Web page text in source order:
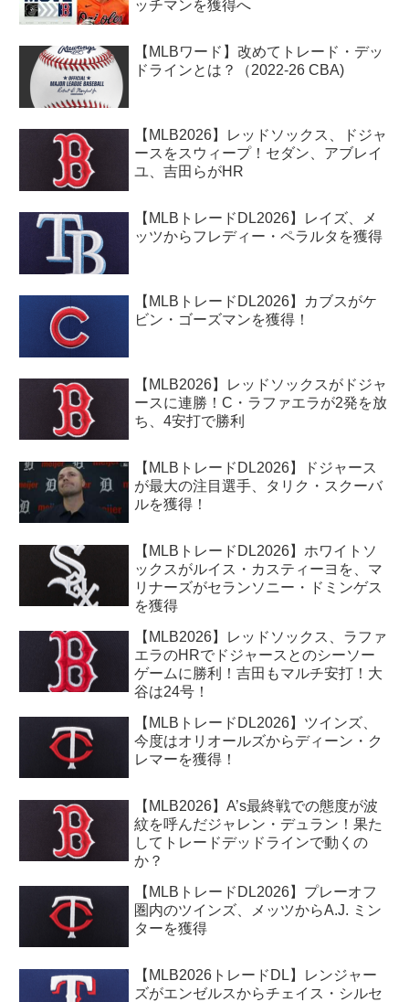
ッチマンを獲得へ
【MLBワード】改めてトレード・デッ
ドラインとは？（2022-26 CBA)
【MLB2026】レッドソックス、ドジャ
ースをスウィープ！セダン、アブレイ
ユ、吉田らがHR
【MLBトレードDL2026】レイズ、メ
ッツからフレディー・ペラルタを獲得
【MLBトレードDL2026】カブスがケ
ビン・ゴーズマンを獲得！
【MLB2026】レッドソックスがドジャ
ースに連勝！C・ラファエラが2発を放
ち、4安打で勝利
【MLBトレードDL2026】ドジャース
が最大の注目選手、タリク・スクーバ
ルを獲得！
【MLBトレードDL2026】ホワイトソ
ックスがルイス・カスティーヨを、マ
リナーズがセランソニー・ドミンゲス
を獲得
【MLB2026】レッドソックス、ラファ
エラのHRでドジャースとのシーソー
ゲームに勝利！吉田もマルチ安打！大
谷は24号！
【MLBトレードDL2026】ツインズ、
今度はオリオールズからディーン・ク
レマーを獲得！
【MLB2026】A’s最終戦での態度が波
紋を呼んだジャレン・デュラン！果た
してトレードデッドラインで動くの
か？
【MLBトレードDL2026】プレーオフ
圏内のツインズ、メッツからA.J. ミン
ターを獲得
【MLB2026トレードDL】レンジャー
ズがエンゼルスからチェイス・シルセ